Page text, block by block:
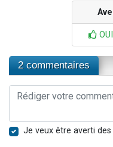
OUI
2 commentaires
Je veux être averti